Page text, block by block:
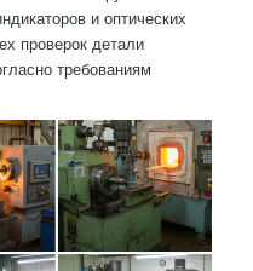
и оптических
проверок детали
требованиям